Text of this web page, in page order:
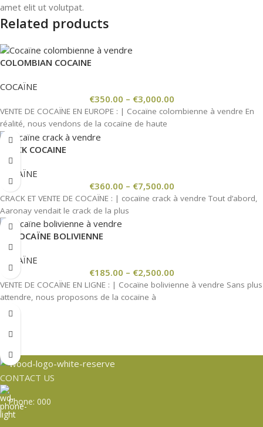
amet elit ut volutpat.
Related products
COLOMBIAN COCAINE
COCAÏNE
€350.00 – €3,000.00
VENTE DE COCAÏNE EN EUROPE : | Cocaïne colombienne à vendre En
réalité, nous vendons de la cocaïne de haute
CRACK COCAINE
COCAÏNE
€360.00 – €7,500.00
CRACK ET VENTE DE COCAÏNE : | cocaïne crack à vendre Tout d’abord,
Aaronay vendait le crack de la plus
LA COCAÏNE BOLIVIENNE
COCAÏNE
€185.00 – €2,500.00
VENTE DE COCAÏNE EN LIGNE : | Cocaïne bolivienne à vendre Sans plus
attendre, nous proposons de la cocaïne à
CONTACT US
Phone: 000